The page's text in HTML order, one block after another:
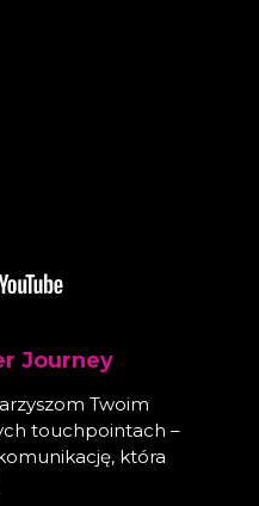
Journey
Twoim
touchpointach –
która